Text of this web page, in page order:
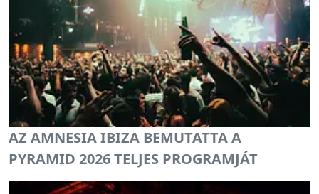
AZ AMNESIA IBIZA BEMUTATTA A
PYRAMID 2026 TELJES PROGRAMJÁT